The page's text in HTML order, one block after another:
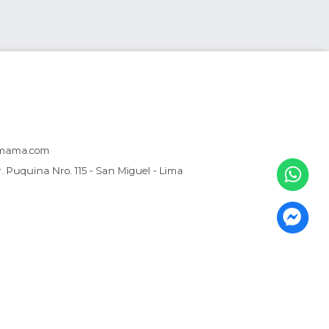
Nro. 115 - San Miguel - Lima